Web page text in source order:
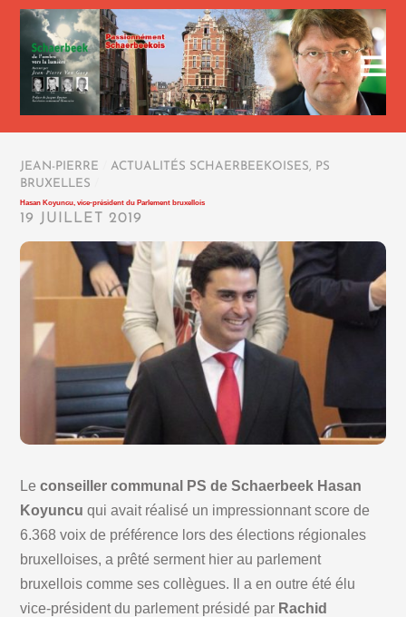
JEAN-PIERRE ACTUALITÉS SCHAERBEEKOISES,
PS
BRUXELLES
Hasan Koyuncu, vice-président du Parlement bruxellois
19 JUILLET 2019
Leconseiller communal PS de Schaerbeek Hasan
Koyuncu qui avait réalisé un impressionnant score de
6.368 voix de préférence lors des élections régionales
bruxelloises, a prêté serment hier au parlement
bruxellois comme ses collègues. Il a en outre été élu
vice-président du parlement présidé par Rachid